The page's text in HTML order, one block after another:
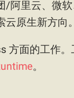
/阿里云、微
原生新方向。
方面的工作
。